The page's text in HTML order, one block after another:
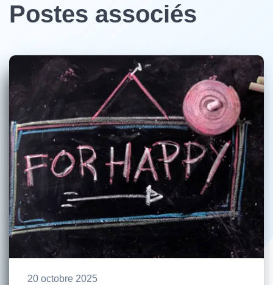
Postes associés
20 octobre 2025